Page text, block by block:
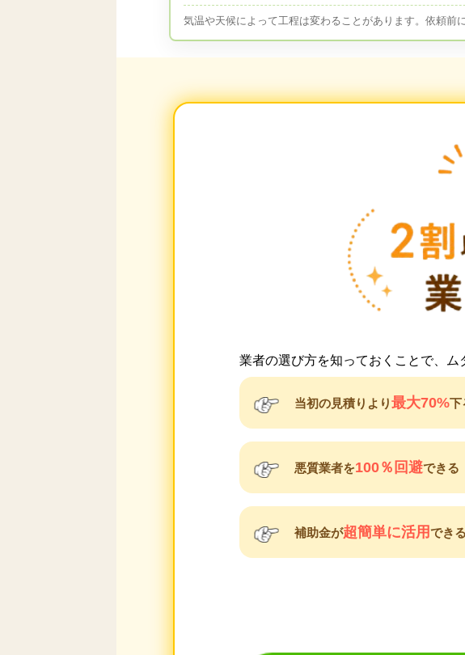
気温や天候によって工程は変わることがあります。依頼前
業者の選び方を知っておくことで、ム
当初の見積りより最大70%下
悪質業者を100％回避できる
補助金が超簡単に活用できる